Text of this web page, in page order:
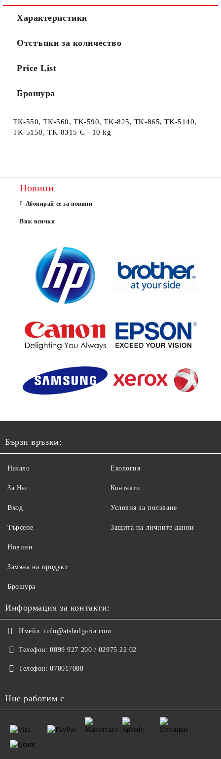
Характеристики
Отстъпки за количество
Price List
Брошура
TK-550, TK-560, TK-590, TK-825, TK-865, TK-5140,
TK-5150, TK-8315 C - 10 kg
Новини
Абонирай се за новини
Виж всички
Бързи връзки:
Начало
За Нас
Вход
Търсене
Екология
Контакти
Условия за ползване
Защита на личните данни
Новини
Замяна на продукт
Брошура
Информация за контакти:
Имейл: info@atsbulgaria.com
Телефон: 0899 927 200 / 02975 22 02
Телефон: 070017088
Ние работим с